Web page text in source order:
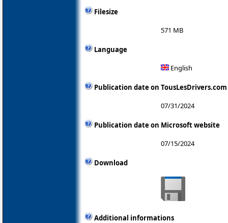
Filesize
571 MB
Language
English
Publication date on TousLesDrivers.com
07/31/2024
Publication date on Microsoft website
07/15/2024
Download
Additional informations